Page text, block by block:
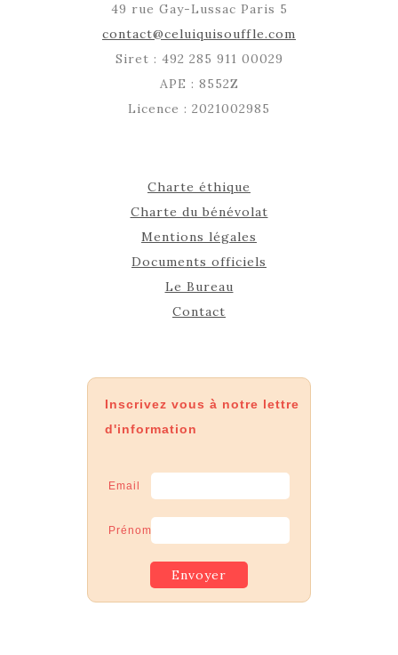
49 rue Gay-Lussac Paris 5
contact@celuiquisouffle.com
Siret : 492 285 911 00029
APE : 8552Z
Licence : 2021002985
Charte éthique
Charte du bénévolat
Mentions légales
Documents officiels
Le Bureau
Contact
Inscrivez vous à notre lettre
d'information
Email
Prénom